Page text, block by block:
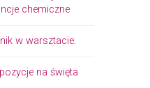
chemiczne
w warsztacie.
na święta